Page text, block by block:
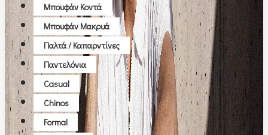
Μπουφάν Κοντά
Μπουφάν Μακρυά
Παλτά / Καπαρντίνες
Παντελόνια
Casual
Chinos
Formal